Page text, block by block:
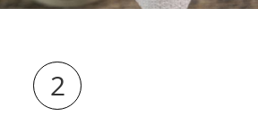
2